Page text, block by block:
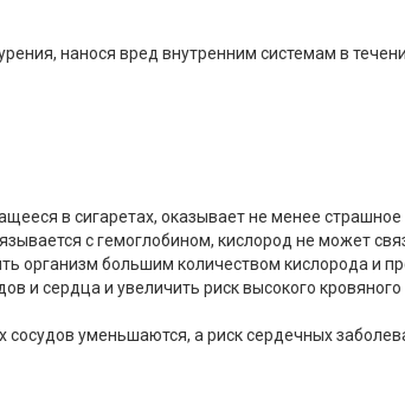
нанося вред внутренним системам в
в сигаретах, оказывает не менее
с гемоглобином, кислород не может
организм большим количеством кислорода и
и сердца и увеличить риск высокого
уменьшаются, а риск сердечных